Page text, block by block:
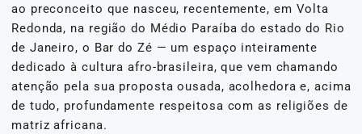
ao preconceito que nasceu, recentemente, em Volta
Redonda, na região do Médio Paraíba do estado do Rio
de Janeiro, o Bar do Zé — um espaço inteiramente
dedicado à cultura afro-brasileira, que vem chamando
atenção pela sua proposta ousada, acolhedora e, acima
de tudo, profundamente respeitosa com as religiões de
matriz africana.